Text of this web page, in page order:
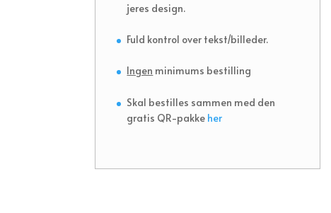
jeres design.
Fuld kontrol over tekst/billeder.
Ingen minimums bestilling
Skal bestilles sammen med den
gratis QR-pakke her